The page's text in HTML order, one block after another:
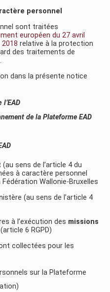
personnel
sont traitées
européen du 27 avril
2018 relative à la protection
des traitements de
dans la présente notice
de la Plateforme EAD
(au sens de l’article 4 du
à caractère personnel
Wallonie-Bruxelles
(au sens de l’article 4
à l’exécution des missions
(article 6 RGPD)
collectées pour les
sur la Plateforme